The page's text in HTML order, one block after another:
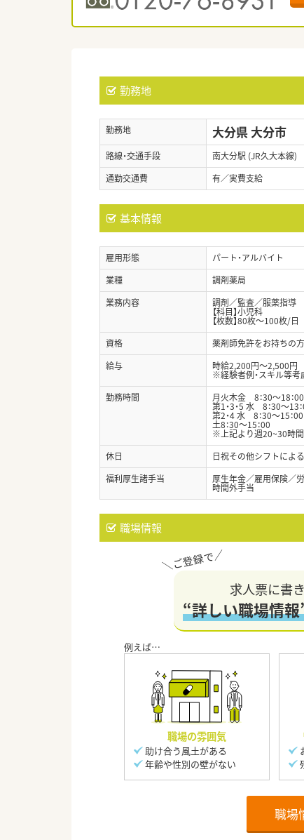
勤務地
勤務地 大分県 大分市
路線・交通手段
南大分駅 (JR久大本線)
通勤交通費
有／実費支給
基本情報
雇用形態
パート・アルバイト
業種
調剤薬局
業務内容
調剤／監査／服薬指導
【科目】小児科
【枚数】80枚～100枚/日
資格
薬剤師免許をお持ちの
給与
時給2,200円～2,500円
※経験者例・スキル等考
勤務時間
月火木金 8：30～18：00
第1・3・5 水 8：30～13
第2・4 水 8：30～15：00
土8：30～15：00
※上記より週20~30時
休日
日祝その他シフトによ
福利厚生諸手当
厚生年金／雇用保険／
時間外手当
職場情報
求人票に書
“詳しい職場情
職場の雰囲気
助け合う風土がある
年齢や性別の壁がない
職場